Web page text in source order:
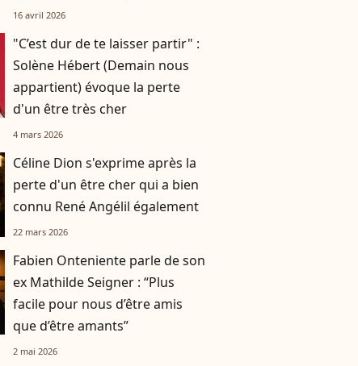
16 avril 2026
"C’est dur de te laisser partir" :
Solène Hébert (Demain nous
appartient) évoque la perte
d'un être très cher
4 mars 2026
Céline Dion s'exprime après la
perte d'un être cher qui a bien
connu René Angélil également
22 mars 2026
Fabien Onteniente parle de son
ex Mathilde Seigner : “Plus
facile pour nous d’être amis
que d’être amants”
2 mai 2026